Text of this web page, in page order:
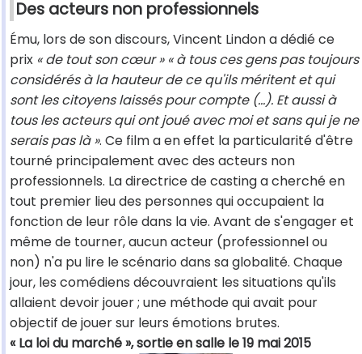
Des acteurs non professionnels
Ému, lors de son discours, Vincent Lindon a dédié ce
prix « de tout son cœur » « à tous ces gens pas toujours
considérés à la hauteur de ce qu'ils méritent et qui
sont les citoyens laissés pour compte (…). Et aussi à
tous les acteurs qui ont joué avec moi et sans qui je ne
serais pas là ». Ce film a en effet la particularité d'être
tourné principalement avec des acteurs non
professionnels. La directrice de casting a cherché en
tout premier lieu des personnes qui occupaient la
fonction de leur rôle dans la vie. Avant de s'engager et
même de tourner, aucun acteur (professionnel ou
non) n'a pu lire le scénario dans sa globalité. Chaque
jour, les comédiens découvraient les situations qu'ils
allaient devoir jouer ; une méthode qui avait pour
objectif de jouer sur leurs émotions brutes.
« La loi du marché », sortie en salle le 19 mai 2015